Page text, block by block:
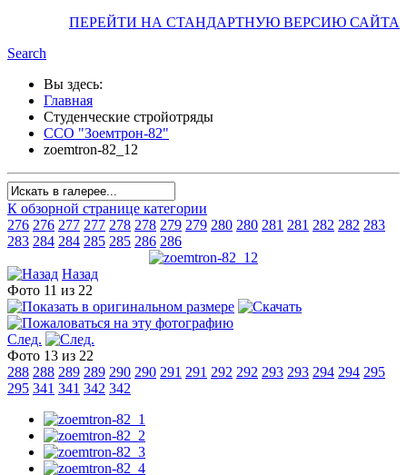
ПЕРЕЙТИ НА СТАНДАРТНУЮ ВЕРСИЮ САЙТА
Search
Вы здесь:
Главная
Студенческие стройотряды
ССО "Зоемтрон-82"
zoemtron-82_12
К обзорной странице категории
276 276 277 277 278 278 279 279 280 280 281 281 282 282 283
283 284 284 285 285 286 286
Назад
Фото 11 из 22
След.
Фото 13 из 22
288 288 289 289 290 290 291 291 292 292 293 293 294 294 295
295 341 341 342 342